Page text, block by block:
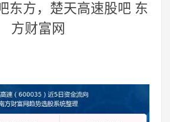
东方，楚天高速股吧 东
方财富网